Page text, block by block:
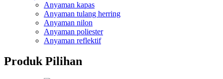
Anyaman kapas
Anyaman tulang herring
Anyaman nilon
Anyaman poliester
Anyaman reflektif
Produk Pilihan